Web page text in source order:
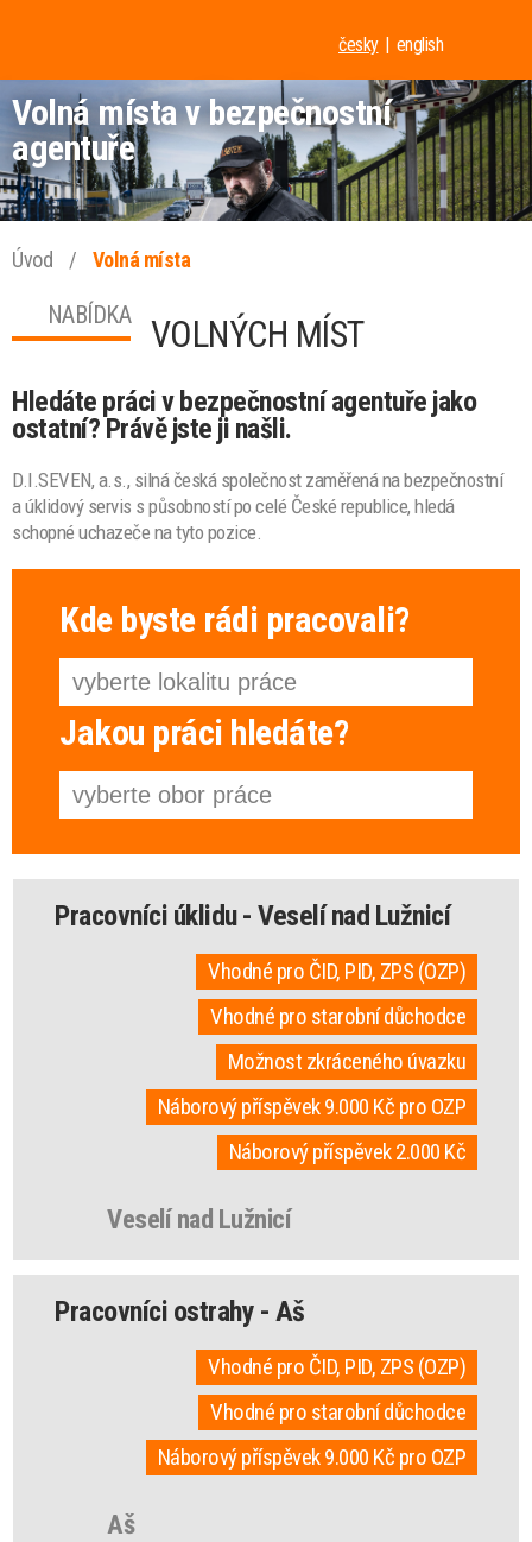
česky english
Volná místa v bezpečnostní
agentuře
Úvod / Volná místa
NABÍDKA VOLNÝCH MÍST
Hledáte práci v bezpečnostní agentuře jako
ostatní? Právě jste ji našli.
D.I.SEVEN, a.s., silná česká společnost zaměřená na bezpečnostní
a úklidový servis s působností po celé České republice, hledá
schopné uchazeče na tyto pozice.
Kde byste rádi pracovali?
Jakou práci hledáte?
Pracovníci úklidu - Veselí nad Lužnicí
Vhodné pro ČID, PID, ZPS (OZP)
Vhodné pro starobní důchodce
Možnost zkráceného úvazku
Náborový příspěvek 9.000 Kč pro OZP
Náborový příspěvek 2.000 Kč
Veselí nad Lužnicí
Pracovníci ostrahy - Aš
Vhodné pro ČID, PID, ZPS (OZP)
Vhodné pro starobní důchodce
Náborový příspěvek 9.000 Kč pro OZP
Aš